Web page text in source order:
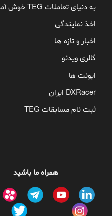
به دنیای تعاملات TEG خوش آمدید!
اخذ نمایندگی
اخبار و تازه ها
گالری ویدئو
ایونت ها
DXRacer ایران
ثبت نام مسابقات TEG
همراه ما باشید